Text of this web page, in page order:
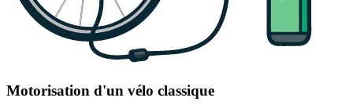
Motorisation d'un vélo classique